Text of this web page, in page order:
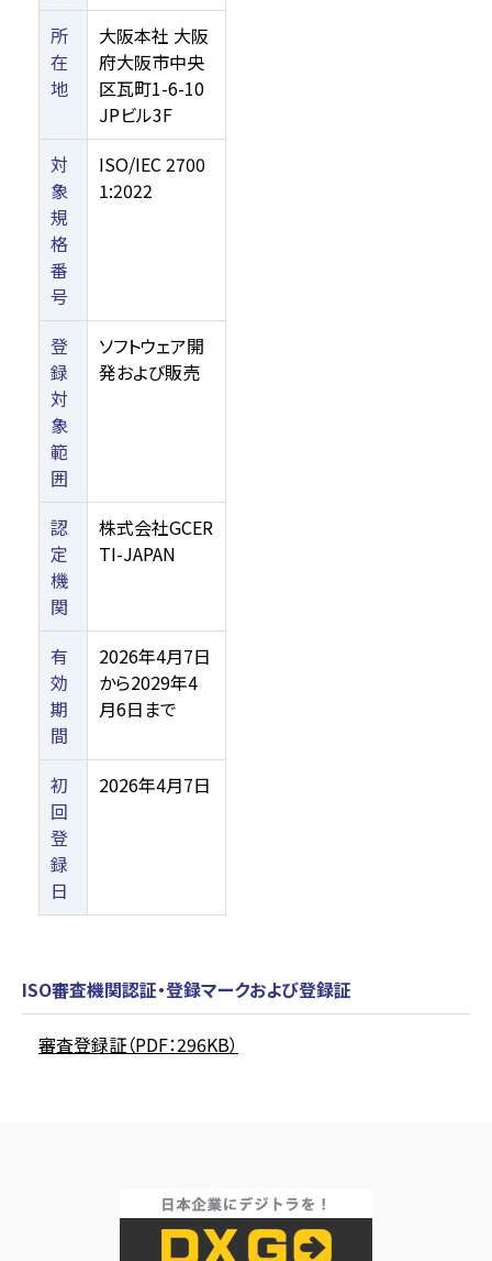
所
在
地
大阪本社 大阪
府大阪市中央
区瓦町1-6-10
JPビル3F
対
象
規
格
番
号
ISO/IEC 2700
1:2022
登
録
対
象
範
囲
ソフトウェア開
発および販売
認
定
機
関
株式会社GCER
TI-JAPAN
有
効
期
間
2026年4月7日
から2029年4
月6日まで
初
回
登
録
日
2026年4月7日
ISO審査機関認証・登録マークおよび登録証
審査登録証（PDF：296KB）